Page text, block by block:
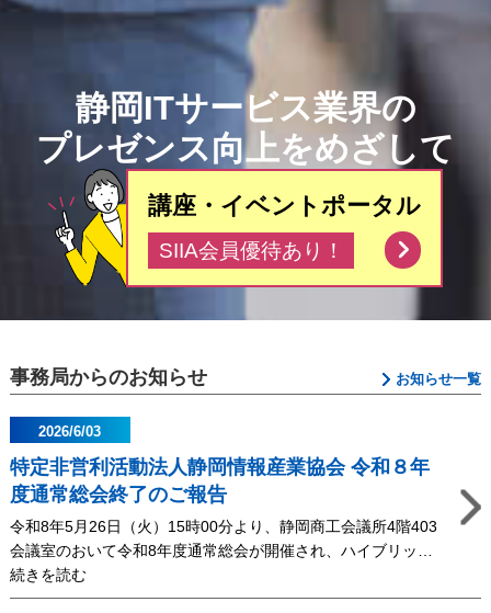
静岡ITサービス業界の
プレゼンス向上をめざして
講座・イベントポータル
SIIA会員優待あり！
事務局からのお知らせ お知らせ一覧
2026/6/03
特定非営利活動法人静岡情報産業協会 令和８年
度通常総会終了のご報告
令和8年5月26日（火）15時00分より、静岡商工会議所4階403
会議室のおいて令和8年度通常総会が開催され、ハイブリッ…
続きを読む
特